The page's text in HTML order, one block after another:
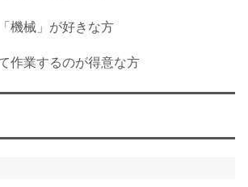
機械」が好きな方
作業するのが得意な方